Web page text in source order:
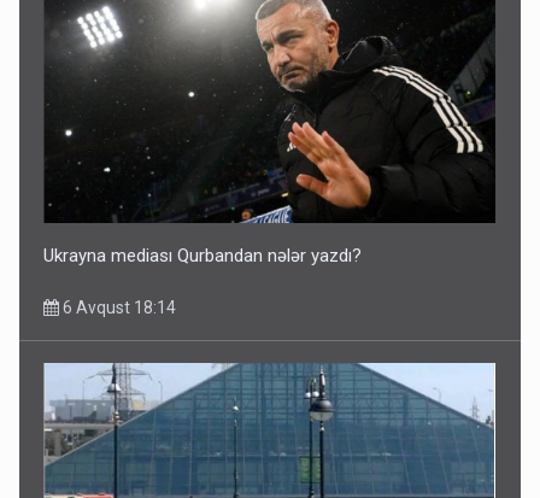
Ukrayna mediası Qurbandan nələr yazdı?
6 Avqust 18:14